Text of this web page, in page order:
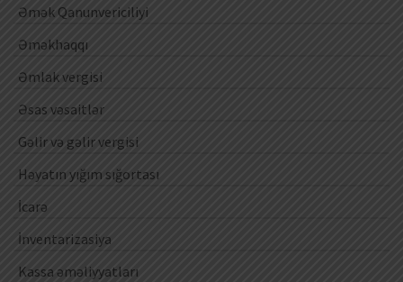
Əmək Qanunvericiliyi
Əməkhaqqı
Əmlak vergisi
Əsas vəsaitlər
Gəlir və gəlir vergisi
Həyatın yığım sığortası
İcarə
İnventarizasiya
Kassa əməliyyatları